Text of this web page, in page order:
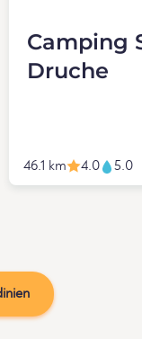
Camping
Druche
46.1 km 4.0 5.0